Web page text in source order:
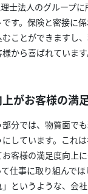
士法人のグループ
す。保険と密接に
ことができますし
から喜ばれています
がお客様の満
分では、物質面で
しています。これ
客様の満足度向上
仕事に取り組んで
というような、会